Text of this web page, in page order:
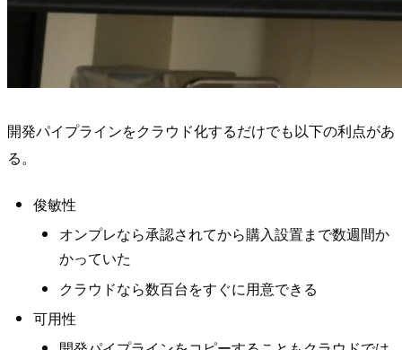
開発パイプラインをクラウド化するだけでも以下の利点があ
る。
俊敏性
オンプレなら承認されてから購入設置まで数週間か
かっていた
クラウドなら数百台をすぐに用意できる
可用性